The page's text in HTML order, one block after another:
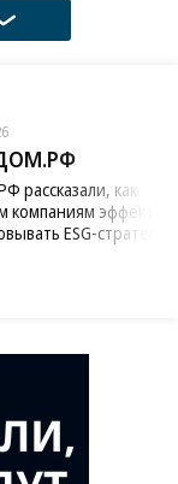
рассказали, как
компаниям
ESG-стратегию